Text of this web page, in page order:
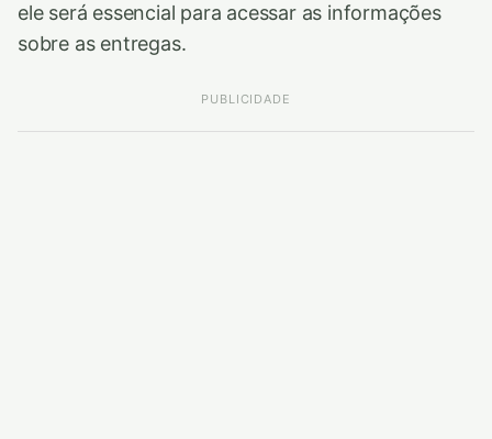
ele será essencial para acessar as informações
sobre as entregas.
PUBLICIDADE